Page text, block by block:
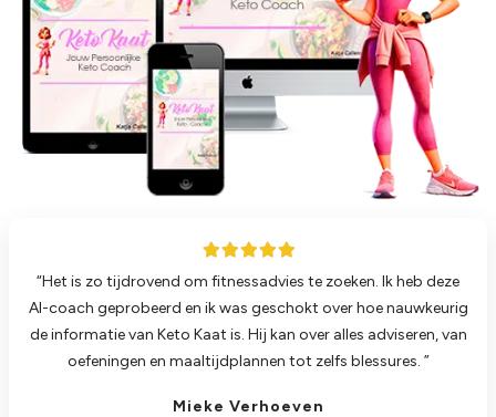
“Het is zo tijdrovend om fitnessadvies te zoeken. Ik heb deze
AI-coach geprobeerd en ik was geschokt over hoe nauwkeurig
de informatie van Keto Kaat is. Hij kan over alles adviseren, van
oefeningen en maaltijdplannen tot zelfs blessures. ”
Mieke Verhoeven